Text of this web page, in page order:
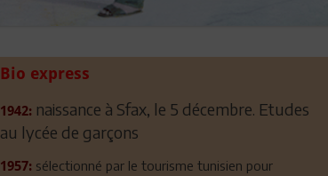
Bio express
1942: naissance à Sfax, le 5 décembre. Etudes
au lycée de garçons
1957: sélectionné par le tourisme tunisien pour